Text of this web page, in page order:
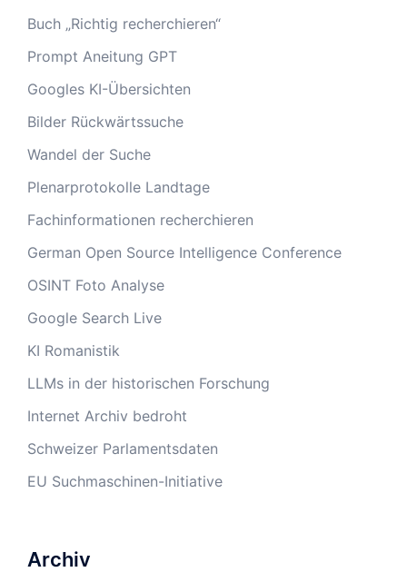
Buch „Richtig recherchieren“
Prompt Aneitung GPT
Googles KI-Übersichten
Bilder Rückwärtssuche
Wandel der Suche
Plenarprotokolle Landtage
Fachinformationen recherchieren
German Open Source Intelligence Conference
OSINT Foto Analyse
Google Search Live
KI Romanistik
LLMs in der historischen Forschung
Internet Archiv bedroht
Schweizer Parlamentsdaten
EU Suchmaschinen-Initiative
Archiv